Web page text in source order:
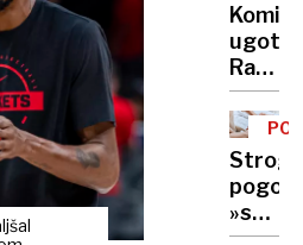
Racija
na
je
bila
Strogi
pogoji,
zakon?